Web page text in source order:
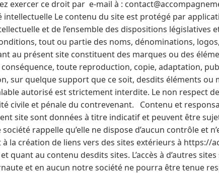
exercer ce droit par e-mail à :
Le contenu du site est protégé par
et de l’ensemble des dispositions législatives
tout ou partie des noms, dénominations,
au présent site constituent des marques ou des
conséquence, toute reproduction, copie, adaptation,
sur quelque support que ce soit, desdits éléments ou
autorisé est strictement interdite. Le non respect
civile et pénale du contrevenant. Contenu et
site sont données à titre indicatif et peuvent être
rappelle qu’elle ne dispose d’aucun contrôle et
la création de liens vers des sites extérieurs à https://
quant au contenu desdits sites. L’accès à d’autres
et en aucun notre société ne pourra être tenue